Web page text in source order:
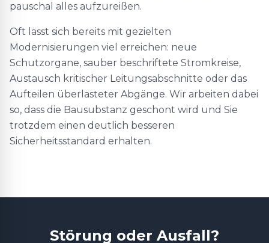
pauschal alles aufzureißen.
Oft lässt sich bereits mit gezielten
Modernisierungen viel erreichen: neue
Schutzorgane, sauber beschriftete Stromkreise,
Austausch kritischer Leitungsabschnitte oder das
Aufteilen überlasteter Abgänge. Wir arbeiten dabei
so, dass die Bausubstanz geschont wird und Sie
trotzdem einen deutlich besseren
Sicherheitsstandard erhalten.
Störung oder Ausfall?